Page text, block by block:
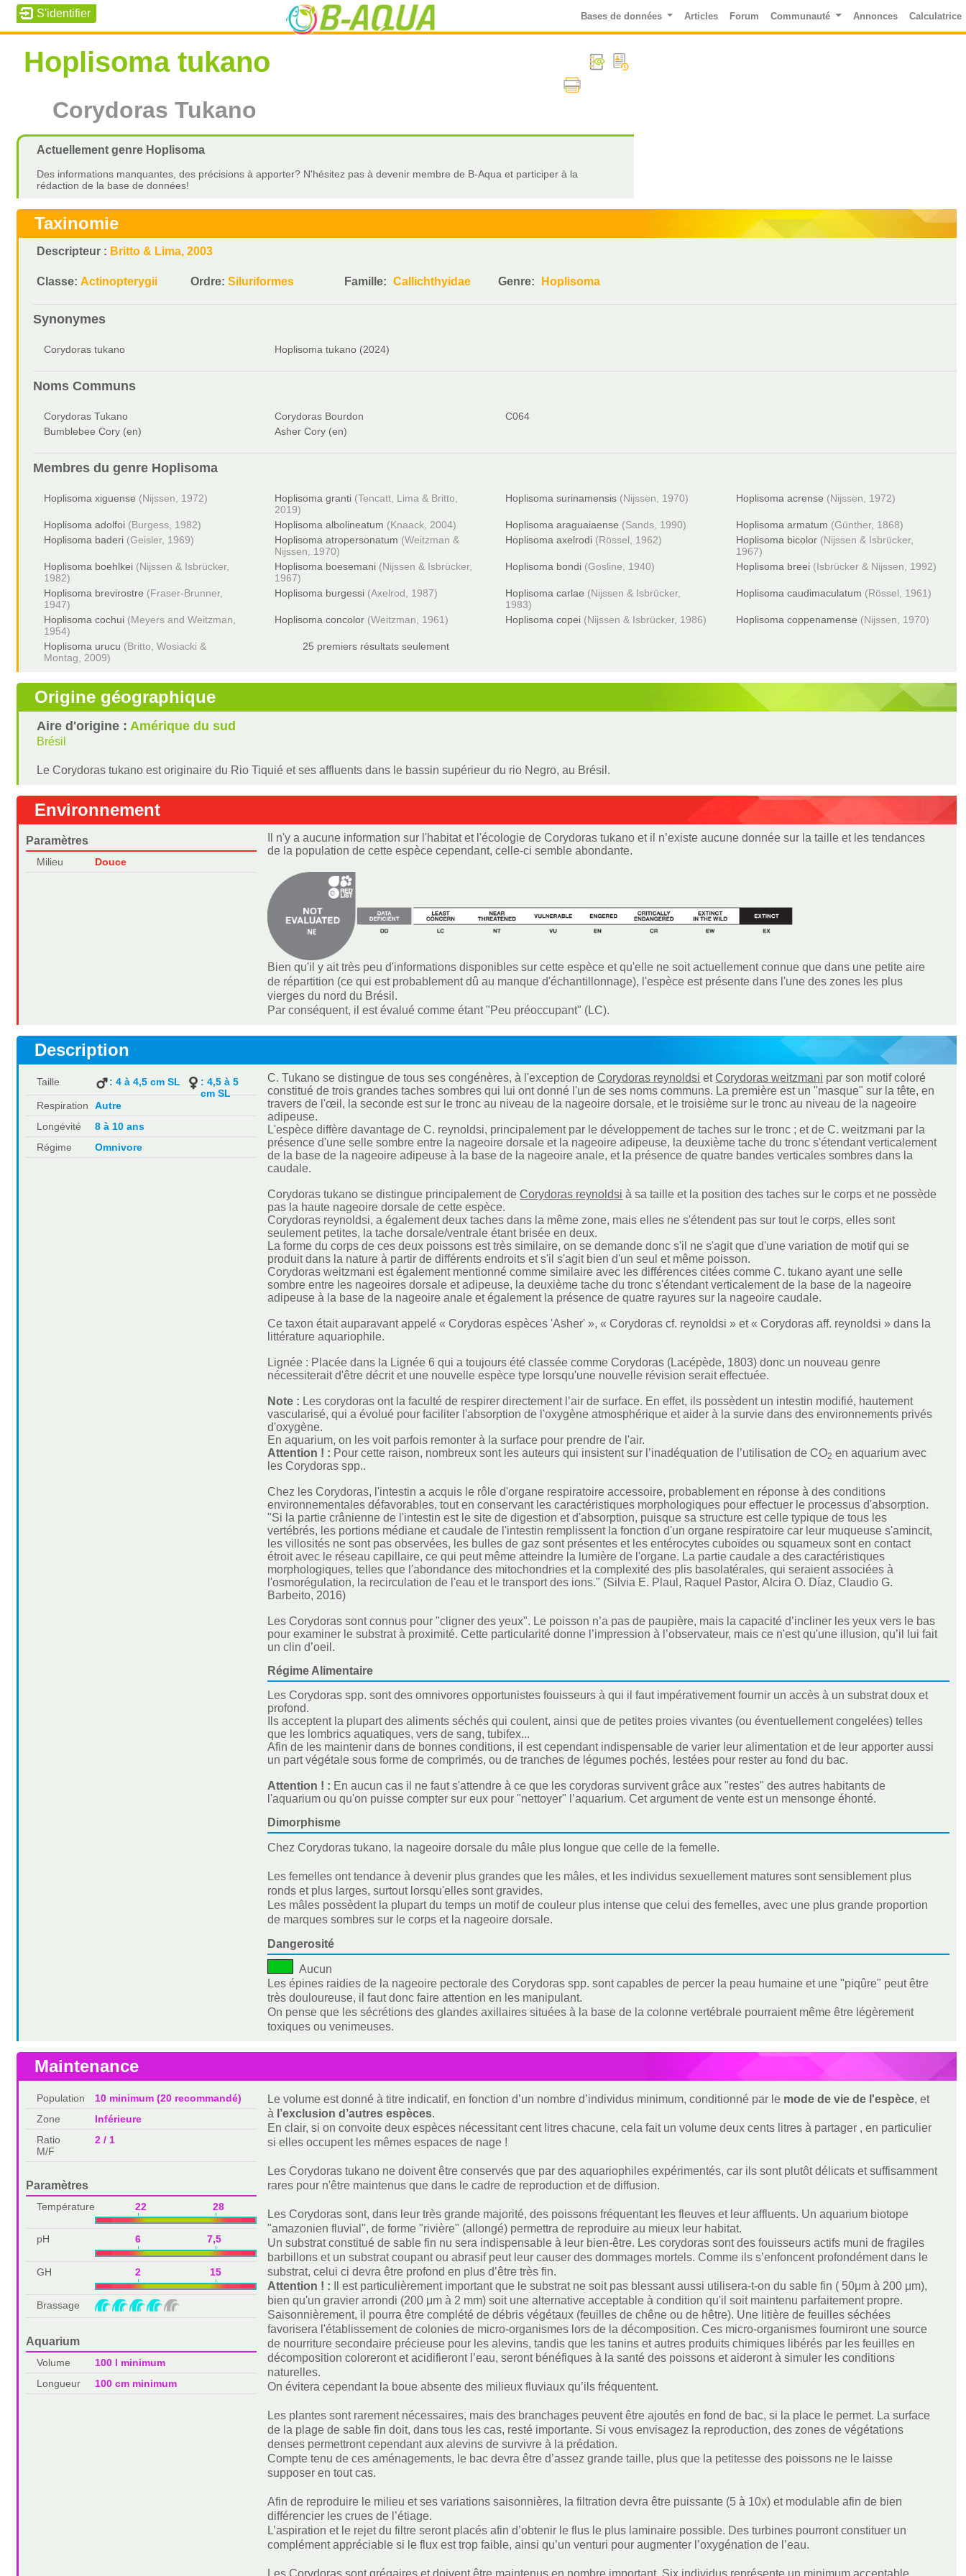
Bases de données Articles Forum Communauté Annonces Calculatrice
Hoplisoma tukano
Corydoras Tukano
Actuellement genre Hoplisoma
Des informations manquantes, des précisions à apporter? N'hésitez pas à devenir membre de B-Aqua et participer à la
rédaction de la base de données!
Taxinomie
Descripteur : Britto & Lima, 2003
Classe:Actinopterygii Ordre:Siluriformes Famille: Callichthyidae Genre: Hoplisoma
Synonymes
Corydoras tukano Hoplisoma tukano (2024)
Noms Communs
Corydoras Tukano Corydoras Bourdon
C064
Bumblebee Cory (en)
Asher Cory (en)
Membres du genre Hoplisoma
Hoplisoma xiguense (Nijssen, 1972) Hoplisoma granti (Tencatt, Lima & Britto,
2019)
Hoplisoma surinamensis (Nijssen, 1970) Hoplisoma acrense (Nijssen, 1972)
Hoplisoma adolfoi (Burgess, 1982) Hoplisoma albolineatum (Knaack, 2004) Hoplisoma araguaiaense (Sands, 1990) Hoplisoma armatum (Günther, 1868)
Hoplisoma baderi (Geisler, 1969) Hoplisoma atropersonatum (Weitzman &
Nijssen, 1970)
Hoplisoma axelrodi (Rössel, 1962) Hoplisoma bicolor (Nijssen & Isbrücker,
1967)
Hoplisoma boehlkei (Nijssen & Isbrücker,
1982)
Hoplisoma boesemani (Nijssen & Isbrücker,
1967)
Hoplisoma bondi (Gosline, 1940) Hoplisoma breei (Isbrücker & Nijssen, 1992)
Hoplisoma brevirostre (Fraser-Brunner,
1947)
Hoplisoma burgessi (Axelrod, 1987) Hoplisoma carlae (Nijssen & Isbrücker,
1983)
Hoplisoma caudimaculatum (Rössel, 1961)
Hoplisoma cochui (Meyers and Weitzman,
1954)
Hoplisoma concolor (Weitzman, 1961) Hoplisoma copei (Nijssen & Isbrücker, 1986) Hoplisoma coppenamense (Nijssen, 1970)
Hoplisoma urucu (Britto, Wosiacki &
Montag, 2009)
25 premiers résultats seulement
Origine géographique
Aire d'origine :Amérique du sud
Brésil
Le Corydoras tukano est originaire du Rio Tiquié et ses affluents dans le bassin supérieur du rio Negro, au Brésil.
Environnement
Paramètres
Milieu Douce
Il n'y a aucune information sur l'habitat et l'écologie de Corydoras tukano et il n’existe aucune donnée sur la taille et les tendances
de la population de cette espèce cependant, celle-ci semble abondante.
Bien qu'il y ait très peu d'informations disponibles sur cette espèce et qu'elle ne soit actuellement connue que dans une petite aire
de répartition (ce qui est probablement dû au manque d'échantillonnage), l'espèce est présente dans l'une des zones les plus
vierges du nord du Brésil.
Par conséquent, il est évalué comme étant "Peu préoccupant" (LC).
Description
Taille : 4 à 4,5 cm SL
: 4,5 à 5
cm SL
Respiration
Autre
Longévité
8 à 10 ans
Régime
Omnivore
C. Tukano se distingue de tous ses congénères, à l'exception de Corydoras reynoldsi et Corydoras weitzmani par son motif coloré
constitué de trois grandes taches sombres qui lui ont donné l'un de ses noms communs. La première est un "masque" sur la tête, en
travers de l'œil, la seconde est sur le tronc au niveau de la nageoire dorsale, et le troisième sur le tronc au niveau de la nageoire
adipeuse.
L'espèce diffère davantage de C. reynoldsi, principalement par le développement de taches sur le tronc ; et de C. weitzmani par la
présence d'une selle sombre entre la nageoire dorsale et la nageoire adipeuse, la deuxième tache du tronc s'étendant verticalement
de la base de la nageoire adipeuse à la base de la nageoire anale, et la présence de quatre bandes verticales sombres dans la
caudale.
Corydoras tukano se distingue principalement de Corydoras reynoldsi à sa taille et la position des taches sur le corps et ne possède
pas la haute nageoire dorsale de cette espèce.
Corydoras reynoldsi, a également deux taches dans la même zone, mais elles ne s'étendent pas sur tout le corps, elles sont
seulement petites, la tache dorsale/ventrale étant brisée en deux.
La forme du corps de ces deux poissons est très similaire, on se demande donc s'il ne s'agit que d'une variation de motif qui se
produit dans la nature à partir de différents endroits et s'il s'agit bien d'un seul et même poisson.
Corydoras weitzmani est également mentionné comme similaire avec les différences citées comme C. tukano ayant une selle
sombre entre les nageoires dorsale et adipeuse, la deuxième tache du tronc s'étendant verticalement de la base de la nageoire
adipeuse à la base de la nageoire anale et également la présence de quatre rayures sur la nageoire caudale.
Ce taxon était auparavant appelé « Corydoras espèces 'Asher' », « Corydoras cf. reynoldsi » et « Corydoras aff. reynoldsi » dans la
littérature aquariophile.
Lignée : Placée dans la Lignée 6 qui a toujours été classée comme Corydoras (Lacépède, 1803) donc un nouveau genre
nécessiterait d'être décrit et une nouvelle espèce type lorsqu'une nouvelle révision serait effectuée.
Note : Les corydoras ont la faculté de respirer directement l’air de surface. En effet, ils possèdent un intestin modifié, hautement
vascularisé, qui a évolué pour faciliter l'absorption de l'oxygène atmosphérique et aider à la survie dans des environnements privés
d'oxygène.
En aquarium, on les voit parfois remonter à la surface pour prendre de l'air.
Attention ! : Pour cette raison, nombreux sont les auteurs qui insistent sur l’inadéquation de l’utilisation de CO2 en aquarium avec
les Corydoras spp..
Chez les Corydoras, l'intestin a acquis le rôle d'organe respiratoire accessoire, probablement en réponse à des conditions
environnementales défavorables, tout en conservant les caractéristiques morphologiques pour effectuer le processus d'absorption.
"Si la partie crânienne de l'intestin est le site de digestion et d'absorption, puisque sa structure est celle typique de tous les
vertébrés, les portions médiane et caudale de l'intestin remplissent la fonction d'un organe respiratoire car leur muqueuse s'amincit,
les villosités ne sont pas observées, les bulles de gaz sont présentes et les entérocytes cuboïdes ou squameux sont en contact
étroit avec le réseau capillaire, ce qui peut même atteindre la lumière de l'organe. La partie caudale a des caractéristiques
morphologiques, telles que l'abondance des mitochondries et la complexité des plis basolatérales, qui seraient associées à
l'osmorégulation, la recirculation de l'eau et le transport des ions." (Silvia E. Plaul, Raquel Pastor, Alcira O. Díaz, Claudio G.
Barbeito, 2016)
Les Corydoras sont connus pour "cligner des yeux". Le poisson n’a pas de paupière, mais la capacité d’incliner les yeux vers le bas
pour examiner le substrat à proximité. Cette particularité donne l’impression à l’observateur, mais ce n'est qu'une illusion, qu’il lui fait
un clin d’oeil.
Régime Alimentaire
Les Corydoras spp. sont des omnivores opportunistes fouisseurs à qui il faut impérativement fournir un accès à un substrat doux et
profond.
Ils acceptent la plupart des aliments séchés qui coulent, ainsi que de petites proies vivantes (ou éventuellement congelées) telles
que les lombrics aquatiques, vers de sang, tubifex...
Afin de les maintenir dans de bonnes conditions, il est cependant indispensable de varier leur alimentation et de leur apporter aussi
un part végétale sous forme de comprimés, ou de tranches de légumes pochés, lestées pour rester au fond du bac.
Attention ! : En aucun cas il ne faut s'attendre à ce que les corydoras survivent grâce aux "restes" des autres habitants de
l'aquarium ou qu'on puisse compter sur eux pour "nettoyer" l’aquarium. Cet argument de vente est un mensonge éhonté.
Dimorphisme
Chez Corydoras tukano, la nageoire dorsale du mâle plus longue que celle de la femelle.
Les femelles ont tendance à devenir plus grandes que les mâles, et les individus sexuellement matures sont sensiblement plus
ronds et plus larges, surtout lorsqu'elles sont gravides.
Les mâles possèdent la plupart du temps un motif de couleur plus intense que celui des femelles, avec une plus grande proportion
de marques sombres sur le corps et la nageoire dorsale.
Dangerosité
Aucun
Les épines raidies de la nageoire pectorale des Corydoras spp. sont capables de percer la peau humaine et une "piqûre" peut être
très douloureuse, il faut donc faire attention en les manipulant.
On pense que les sécrétions des glandes axillaires situées à la base de la colonne vertébrale pourraient même être légèrement
toxiques ou venimeuses.
Maintenance
Population
10 minimum (20 recommandé)
Zone
Inférieure
Ratio
M/F
2 / 1
Paramètres
Température 22 28
pH 6 7,5
GH 2 15
Brassage
Aquarium
Volume
100 l minimum
Longueur
100 cm minimum
Le volume est donné à titre indicatif, en fonction d’un nombre d’individus minimum, conditionné par le mode de vie de l'espèce, et
à l’exclusion d’autres espèces.
En clair, si on convoite deux espèces nécessitant cent litres chacune, cela fait un volume deux cents litres à partager , en particulier
si elles occupent les mêmes espaces de nage !
Les Corydoras tukano ne doivent être conservés que par des aquariophiles expérimentés, car ils sont plutôt délicats et suffisamment
rares pour n'être maintenus que dans le cadre de reproduction et de diffusion.
Les Corydoras sont, dans leur très grande majorité, des poissons fréquentant les fleuves et leur affluents. Un aquarium biotope
"amazonien fluvial", de forme "rivière" (allongé) permettra de reproduire au mieux leur habitat.
Un substrat constitué de sable fin nu sera indispensable à leur bien-être. Les corydoras sont des fouisseurs actifs muni de fragiles
barbillons et un substrat coupant ou abrasif peut leur causer des dommages mortels. Comme ils s’enfoncent profondément dans le
substrat, celui ci devra être profond en plus d’être très fin.
Attention ! :
Il est particulièrement important que le substrat ne soit pas blessant aussi utilisera-t-on du sable fin ( 50μm à 200 μm),
bien qu'un gravier arrondi (200 μm à 2 mm) soit une alternative acceptable à condition qu'il soit maintenu parfaitement propre.
Saisonnièrement, il pourra être complété de débris végétaux (feuilles de chêne ou de hêtre). Une litière de feuilles séchées
favorisera l'établissement de colonies de micro-organismes lors de la décomposition. Ces micro-organismes fourniront une source
de nourriture secondaire précieuse pour les alevins, tandis que les tanins et autres produits chimiques libérés par les feuilles en
décomposition coloreront et acidifieront l’eau, seront bénéfiques à la santé des poissons et aideront à simuler les conditions
naturelles.
On évitera cependant la boue absente des milieux fluviaux qu’ils fréquentent.
Les plantes sont rarement nécessaires, mais des branchages peuvent être ajoutés en fond de bac, si la place le permet. La surface
de la plage de sable fin doit, dans tous les cas, resté importante. Si vous envisagez la reproduction, des zones de végétations
denses permettront cependant aux alevins de survivre à la prédation.
Compte tenu de ces aménagements, le bac devra être d’assez grande taille, plus que la petitesse des poissons ne le laisse
supposer en tout cas.
Afin de reproduire le milieu et ses variations saisonnières, la filtration devra être puissante (5 à 10x) et modulable afin de bien
différencier les crues de l’étiage.
L’aspiration et le rejet du filtre seront placés afin d’obtenir le flus le plus laminaire possible. Des turbines pourront constituer un
complément appréciable si le flux est trop faible, ainsi qu’un venturi pour augmenter l’oxygénation de l’eau.
Les Corydoras sont grégaires et doivent être maintenus en nombre important. Six individus représente un minimum acceptable,